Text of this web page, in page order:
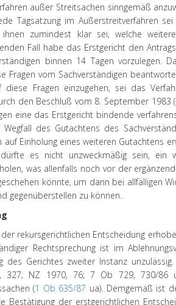
außer Streitsachen sinngemäß
Tagsatzung im Außerstreitverfahren
zumindest klar sei, welche
Fall habe das Erstgericht den
binnen 14 Tagen vorzulegen.
Fragen vom Sachverständigen
diese Fragen einzugehen, sei das
den Beschluß vom 8. September 1983
eine das Erstgericht bindende
des Gutachtens des
auf Einholung eines weiteren Gutachtens
es nicht unzweckmäßig sein, ein
was allenfalls noch vor der
könnte, um dann bei allfälligen
gegenüberstellen zu können.
rekursgerichtlichen Entscheidung
Rechtsprechung ist im
des Gerichtes zweiter Instanz
327; NZ 1970, 76; 7 Ob 729, 730/86
(1 Ob 635/87 ua). Demgemäß ist
Bestätigung der erstgerichtlichen